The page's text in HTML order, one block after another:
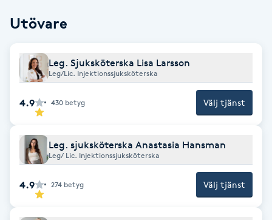
D
Dermapen
Diamantslipning
Enzympeeling
Extensions
Utövare
Leg. Sjuksköterska Lisa Larsson
Leg/Lic. Injektionssjuksköterska
4.9 430 betyg Välj tjänst
Leg. sjuksköterska Anastasia Hansman
Leg/ Lic. Injektionssjuksköterska
4.9 274 betyg Välj tjänst